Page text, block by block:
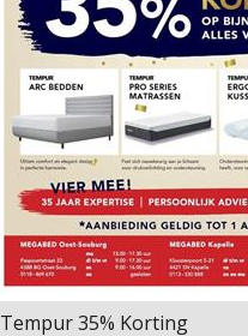
Tempur 35% Korting